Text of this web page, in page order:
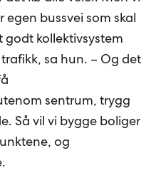
bussvei som skal
godt kollektivsystem
sa hun. – Og det
sentrum, trygg
Så vil vi bygge boliger
og